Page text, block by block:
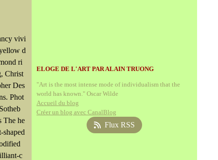
vivi
d
ri
Christ
Des
Phot
The he
shaped
c
ELOGE DE L'ART PAR ALAIN TRUONG
"Art is the most intense mode of individualism that the
world has known." Oscar Wilde
Accueil du blog
Créer un blog avec CanalBlog
Flux RSS